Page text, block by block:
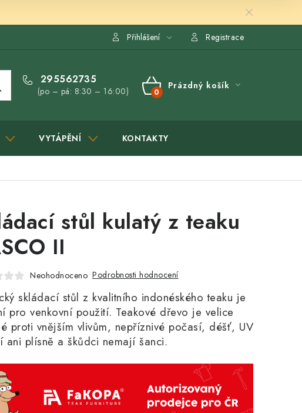
Přihlášení Registrace
295562735
(po – pá: 8:30 – 16:00)
NÁKUPNÍ
Prázdný košík
VYTÁPĚNÍ KONTAKTY
stůl kulatý z teaku
II
Neohodnoceno Podrobnosti hodnocení
skládací stůl z kvalitního indonéského teaku je
pro venkovní použití. Teakové dřevo je velice
proti vnějším vlivům, nepříznivé počasí, déšť, UV
ani plísně a škůdci nemají šanci.